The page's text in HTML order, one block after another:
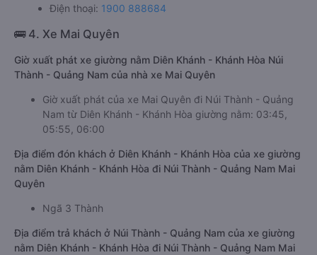
Điện thoại: 1900 888684
🚌 4. Xe Mai Quyên
Giờ xuất phát xe giường nằm Diên Khánh - Khánh Hòa Núi
Thành - Quảng Nam của nhà xe Mai Quyên
Giờ xuất phát của xe Mai Quyên đi Núi Thành - Quảng
Nam từ Diên Khánh - Khánh Hòa giường nằm: 03:45,
05:55, 06:00
Địa điểm đón khách ở Diên Khánh - Khánh Hòa của xe giường
nằm Diên Khánh - Khánh Hòa đi Núi Thành - Quảng Nam Mai
Quyên
Ngã 3 Thành
Địa điểm trả khách ở Núi Thành - Quảng Nam của xe giường
nằm Diên Khánh - Khánh Hòa đi Núi Thành - Quảng Nam Mai